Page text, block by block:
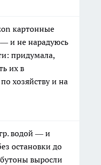
картонные
и не нарадуюсь
придумала,
их в
хозяйству и на
водой — и
остановки до
выросли